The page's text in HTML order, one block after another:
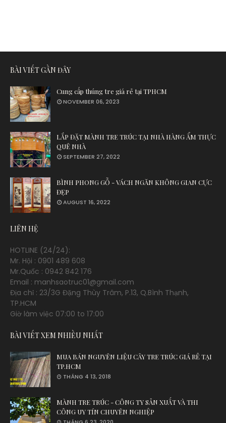
BÀI VIẾT GẦN ĐÂY
Cung cấp thúng tre giá rẻ tại TPHCM
NOVEMBER 06, 2023
LẮP ĐẶT MÀNH TRE TRÚC TẠI NHÀ HÀNG ẨM THỰC
QUÊ NHÀ
SEPTEMBER 27, 2022
BÌNH PHONG GỖ - VÁCH NGĂN KHÔNG GIAN CỰC
ĐẸP
AUGUST 16, 2022
LIÊN HỆ
HOTLINE (24/24):
Mr. Hội : 0901 489 608
Mr.Quốc : 0942 842 176
Email : manhsaotruc01@gmail.com
Địa chỉ : 23/3G Đặng Thùy Trâm, P.13, Q.Bình Thạnh,
TP.HCM
Giờ làm việc 07:00 to 17:00
BÀI VIẾT XEM NHIỀU NHẤT
MUA BÁN NGUYÊN LIỆU CÂY TRE TRÚC GIÁ RẺ TẠI
TP.HCM
THÁNG 4 13, 2018
MÀNH TRE TRÚC - CÔNG TY SẢN XUẤT VÀ THI
CÔNG UY TÍN CHUYÊN NGHIỆP